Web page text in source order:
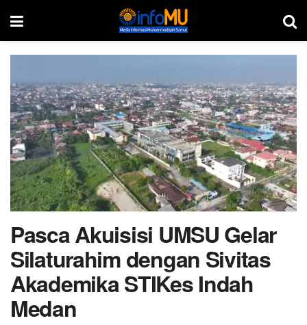
Pasca Akuisisi UMSU Gelar
Silaturahim dengan Sivitas
Akademika STIKes Indah
Medan